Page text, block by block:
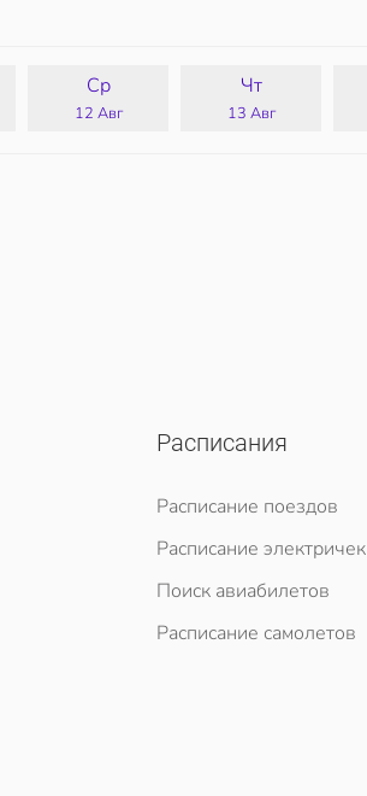
Ср
12 Авг
Чт
13 Авг
Расписания
Расписание поездов
Расписание электричек
Поиск авиабилетов
Расписание самолетов